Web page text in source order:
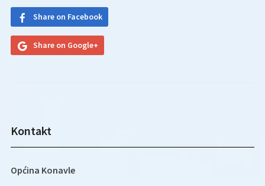
Share on Facebook
Share on Google+
Kontakt
Općina Konavle